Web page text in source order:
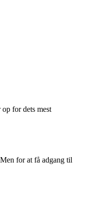
for dets mest
for at få adgang til